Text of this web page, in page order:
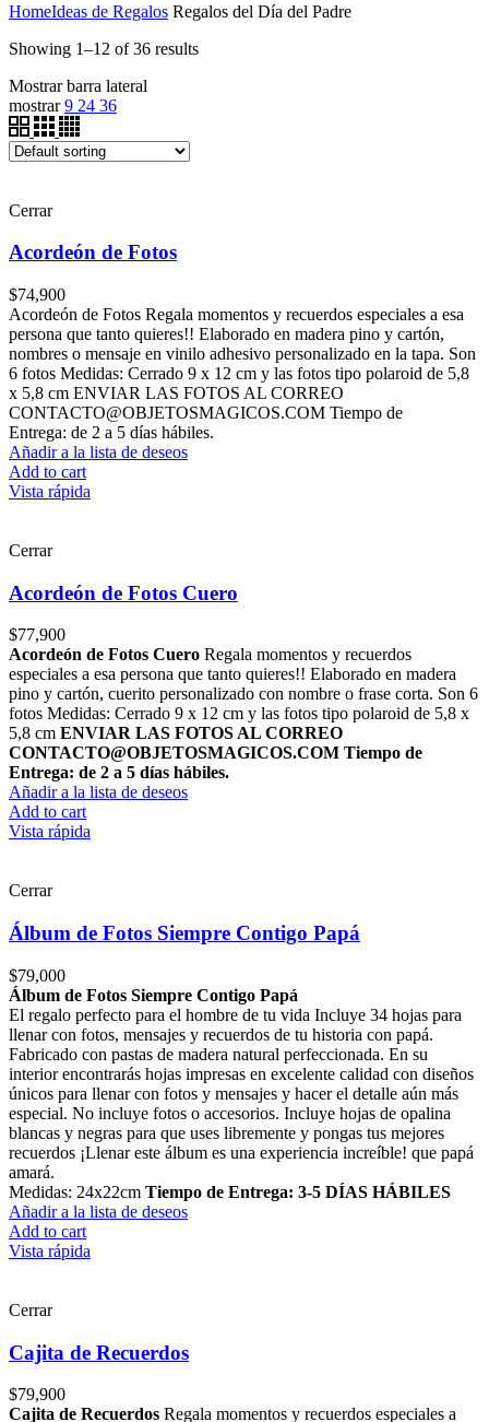
HomeIdeas de Regalos Regalos del Día del Padre
Showing 1–12 of 36 results
Mostrar barra lateral
mostrar 9 24 36
Cerrar
Acordeón de Fotos
$74,900
Acordeón de Fotos Regala momentos y recuerdos especiales a esa
persona que tanto quieres!! Elaborado en madera pino y cartón,
nombres o mensaje en vinilo adhesivo personalizado en la tapa. Son
6 fotos Medidas: Cerrado 9 x 12 cm y las fotos tipo polaroid de 5,8
x 5,8 cm ENVIAR LAS FOTOS AL CORREO
CONTACTO@OBJETOSMAGICOS.COM Tiempo de
Entrega: de 2 a 5 días hábiles.
Añadir a la lista de deseos
Add to cart
Vista rápida
Cerrar
Acordeón de Fotos Cuero
$77,900
Acordeón de Fotos Cuero Regala momentos y recuerdos
especiales a esa persona que tanto quieres!! Elaborado en madera
pino y cartón, cuerito personalizado con nombre o frase corta. Son 6
fotos Medidas: Cerrado 9 x 12 cm y las fotos tipo polaroid de 5,8 x
5,8 cm ENVIAR LAS FOTOS AL CORREO
CONTACTO@OBJETOSMAGICOS.COM Tiempo de
Entrega: de 2 a 5 días hábiles.
Añadir a la lista de deseos
Add to cart
Vista rápida
Cerrar
Álbum de Fotos Siempre Contigo Papá
$79,000
Álbum de Fotos Siempre Contigo Papá
El regalo perfecto para el hombre de tu vida Incluye 34 hojas para
llenar con fotos, mensajes y recuerdos de tu historia con papá.
Fabricado con pastas de madera natural perfeccionada. En su
interior encontrarás hojas impresas en excelente calidad con diseños
únicos para llenar con fotos y mensajes y hacer el detalle aún más
especial. No incluye fotos o accesorios. Incluye hojas de opalina
blancas y negras para que uses libremente y pongas tus mejores
recuerdos ¡Llenar este álbum es una experiencia increíble! que papá
amará.
Medidas: 24x22cm Tiempo de Entrega: 3-5 DÍAS HÁBILES
Añadir a la lista de deseos
Add to cart
Vista rápida
Cerrar
Cajita de Recuerdos
$79,900
Cajita de Recuerdos Regala momentos y recuerdos especiales a